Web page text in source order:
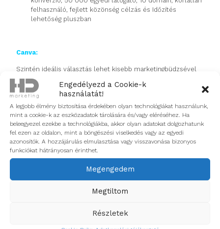
Engedélyezd a Cookie-k
használatát!
A legjobb élmény biztosítása érdekében olyan technológiákat használunk,
mint a cookie-k az eszközadatok tárolására és/vagy eléréséhez. Ha
beleegyezel ezekbe a technológiákba, akkor olyan adatokat dolgozhatunk
fel ezen az oldalon, mint a böngészési viselkedés vagy az egyedi
azonosítók. A hozzájárulás elmulasztása vagy visszavonása bizonyos
funkciókat hátrányosan érinthet.
Megengedem
Megtiltom
Részletek
felhasználó, fejlett közönség célzás és Időzítés
lehetőség pluszban
Canva:
Szintén ideális választás lehet kisebb marketingbüdzsével
rendelkező vállalkozások számára a Canva landing oldal
készítője. Drag-and-drop módszerrel, számos template,
stock fotó és egyéb grafikai elem felhasználásával igazán
könnyen és gyorsan kreálhatunk esztétikus landing
oldalakat, melyekhez a saját brand elemeinket is könnyedén
alkalmazhatjuk (logó, színek, kreatívok terén).
Az ingyenes csomagban 5 GB felhőtárhely, több mint 250
000 ingyenes sablon, több mint 100 tervtípus, 1 millió+
ingyenes fotó és ábra áll rendelkezésre, valamint a
lehetőség a közös tervezésre és munkára másokkal.
Azonban ha szeretnénk kihasználni a maximális funkciókat,
akkor a Canva Pro előfizetést ajánljuk, mely korlátlan
készítéséhez. 13 dollár/hónap vagy 120 dollár/ év egy